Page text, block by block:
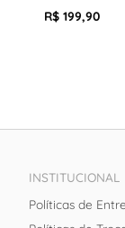
R$ 199,90
INSTITUCIONAL
Políticas de